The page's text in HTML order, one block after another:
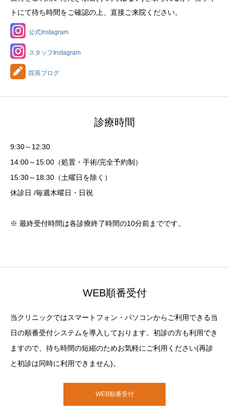
トにて待ち時間をご確認の上、直接ご来院ください。
公式Instagram
スタッフInstagram
院長ブログ
診療時間
9:30～12:30
14:00～15:00（処置・手術/完全予約制）
15:30～18:30（土曜日を除く）
休診日 /毎週木曜日・日祝
※ 最終受付時間は各診療終了時間の10分前までです。
WEB順番受付
当クリニックではスマートフォン・パソコンからご利用できる当
日の順番受付システムを導入しております。初診の方も利用でき
ますので、待ち時間の短縮のためお気軽にご利用ください(再診
と初診は同時に利用できません)。
WEB順番受付